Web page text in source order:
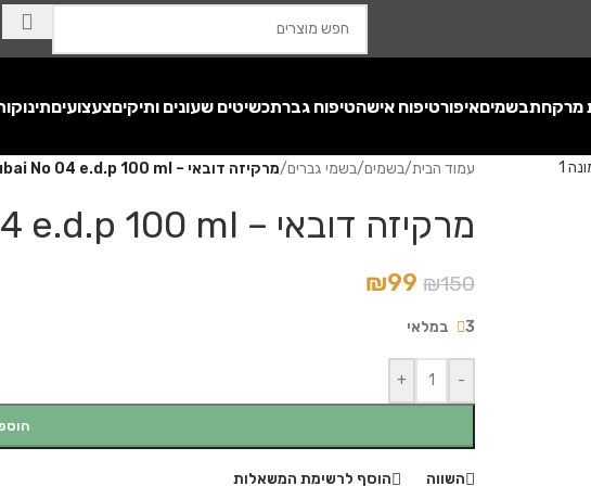
מרקחתבשמיםאיפורטיפוח אישהטיפוח גברתכשיטים שעונים ותיקיםצעצועים
עמוד הבית/בשמים/בשמי גברים/מרקיזה דובאי – Marquisa Dubai No 04 e.d.p 100 ml
מרקיזה דובאי – Marquisa Dubai No 04 e.d.p 100 ml
₪150
₪99
3 במלאי
-
+
השווה הוסף לרשימת המשאלות